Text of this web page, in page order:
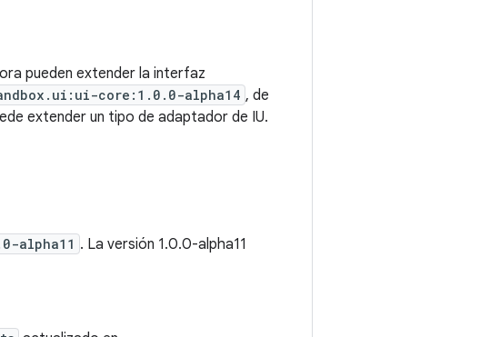
pueden extender la interfaz
core:1.0.0-alpha14 , de
extender un tipo de adaptador de IU.
alpha11 . La versión 1.0.0-alpha11